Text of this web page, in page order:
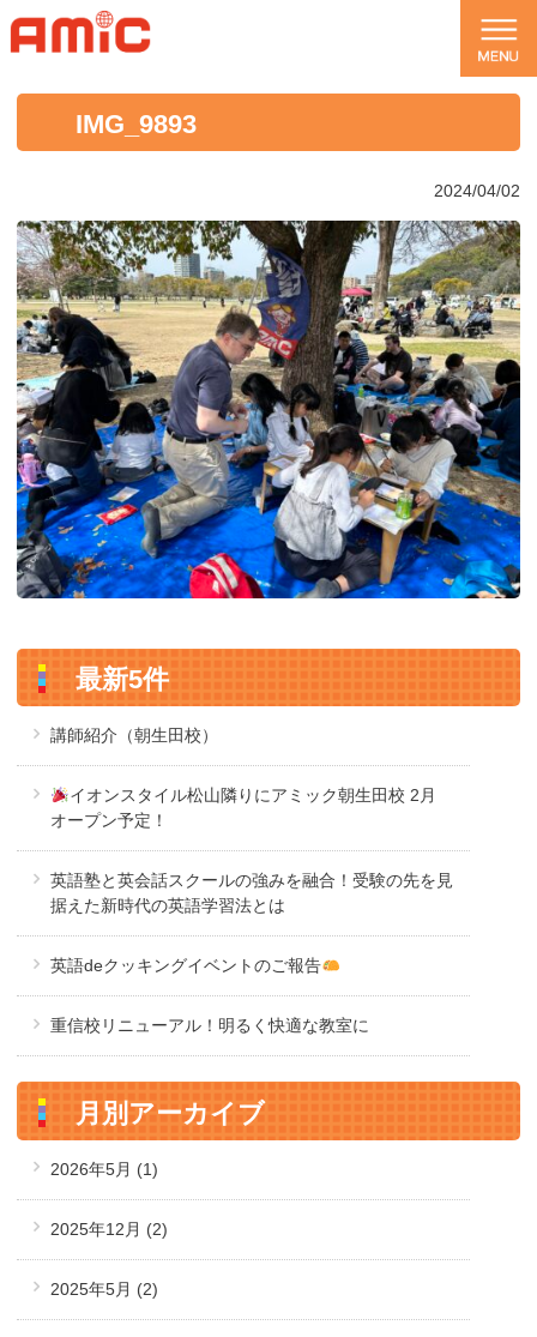
IMG_9893
2024/04/02
最新5件
講師紹介（朝生田校）
イオンスタイル松山隣りにアミック朝生田校 2月
オープン予定！
英語塾と英会話スクールの強みを融合！受験の先を見
据えた新時代の英語学習法とは
英語deクッキングイベントのご報告
重信校リニューアル！明るく快適な教室に
月別アーカイブ
2026年5月 (1)
2025年12月 (2)
2025年5月 (2)